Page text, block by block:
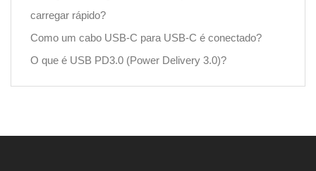
carregar rápido?
Como um cabo USB-C para USB-C é conectado?
O que é USB PD3.0 (Power Delivery 3.0)?